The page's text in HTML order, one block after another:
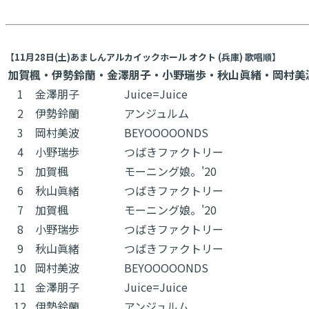
【11月28日(土)あましんアルカイックホール オクト (兵庫) 歌唱順】
加賀楓・伊勢鈴蘭・金澤朋子・小野瑞歩・秋山眞緒・岡村美
1
金澤朋子
Juice=Juice
2
伊勢鈴蘭
アンジュルム
3
岡村美波
BEYOOOOONDS
4
小野瑞歩
つばきファクトリー
5
加賀楓
モーニング娘。'20
6
秋山眞緒
つばきファクトリー
7
加賀楓
モーニング娘。'20
8
小野瑞歩
つばきファクトリー
9
秋山眞緒
つばきファクトリー
10
岡村美波
BEYOOOOONDS
11
金澤朋子
Juice=Juice